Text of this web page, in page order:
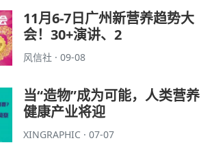
11月6-7日广州新营养趋势大
会！30+演讲、2
风信社 · 09-08
当“造物”成为可能，人类营养
健康产业将迎
XINGRAPHIC · 07-07